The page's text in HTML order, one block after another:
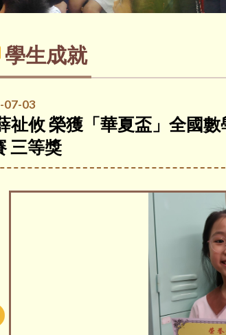
學生成就
07-03
祉攸 榮獲「華夏盃」全國
三等獎